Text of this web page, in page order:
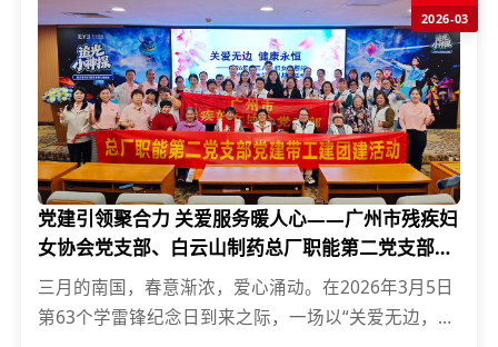
党建引领聚合力 关爱服务暖人心——广州市残疾妇
女协会党支部、白云山制药总厂职能第二党支部、
广州爱尔眼科医院党支部开展结对共建主题党日活
动
三月的南国，春意渐浓，爱心涌动。在2026年3月5日
第63个学雷锋纪念日到来之际，一场以“关爱无边，健
2026-03